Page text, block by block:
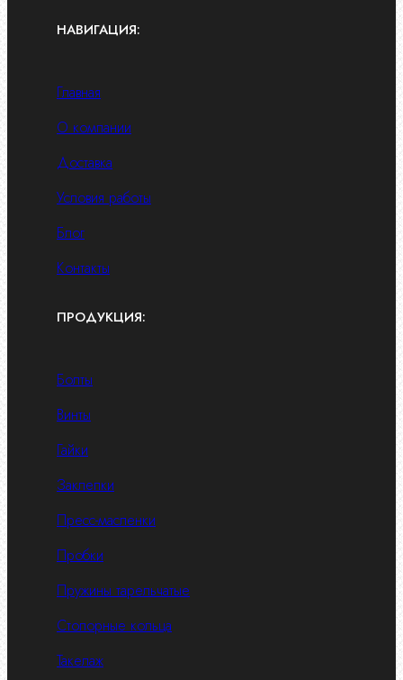
НАВИГАЦИЯ:
Главная
О компании
Доставка
Условия работы
Блог
Контакты
ПРОДУКЦИЯ:
Болты
Винты
Гайки
Заклепки
Пресс-масленки
Пробки
Пружины тарельчатые
Стопорные кольца
Такелаж